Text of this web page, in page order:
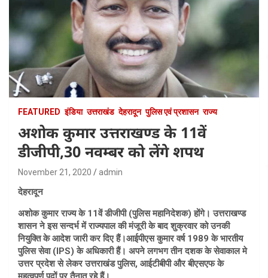
FEATURED इंडिया उत्तराखंड देहरादून पुलिस एवं प्रशासन राज्य
अशोक कुमार उत्तराखण्ड के 11वें
डीजीपी,30 नवम्बर को लेंगे शपथ
November 21, 2020 admin
देहरादून
अशोक कुमार राज्य के 11वें डीजीपी (पुलिस महानिदेशक) होंगे। उत्तराखण्ड
शासन ने इस सन्दर्भ में राज्यपाल की मंजूरी के बाद शुक्रवार को उनकी
नियुक्ति के आदेश जारी कर दिए हैं।आईपीएस कुमार वर्ष 1989 के भारतीय
पुलिस सेवा (IPS) के अधिकारी हैं। अपने लगभग तीन दशक के सेवाकाल मे
उत्तर प्रदेश से लेकर उत्तराखंड पुलिस, आईटीबीपी और बीएसएफ के